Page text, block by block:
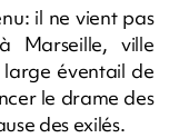
il ne vient pas
Marseille, ville
large éventail de
le drame des
des exilés.